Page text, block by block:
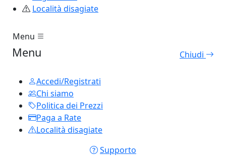
Località disagiate
Menu
Menu Chiudi
Accedi/Registrati
Chi siamo
Politica dei Prezzi
Paga a Rate
Località disagiate
Supporto